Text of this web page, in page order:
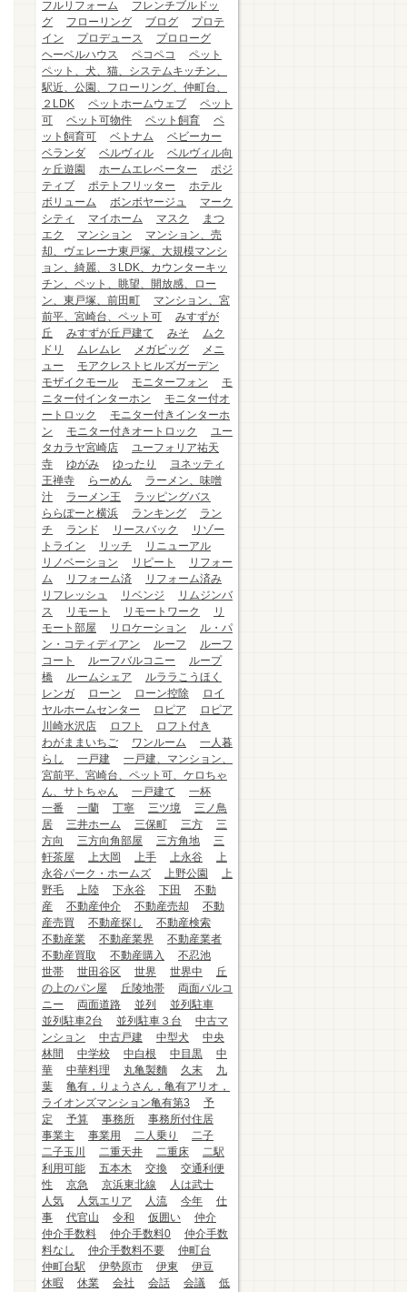
フルリフォーム
フレンチブルドッ
グ
フローリング ブログ
プロテ
イン
プロデュース
プロローグ
ヘーベルハウス
ペコペコ
ペット
ペット、犬、猫、システムキッチン、
駅近、公園、フローリング、仲町台、
２LDK
ペットホームウェブ
ペット
可
ペット可物件 ペット飼育
ペ
ット飼育可
ベトナム
ベビーカー
ベランダ
ベルヴィル
ベルヴィル向
ヶ丘遊園
ホームエレベーター
ポジ
ティブ
ポテトフリッター
ホテル
ボリューム
ボンボヤージュ
マーク
シティ
マイホーム マスク
まつ
エク
マンション
マンション、売
却、ヴェレーナ東戸塚、大規模マンシ
ョン、綺麗、３LDK、カウンターキッ
チン、ペット、眺望、開放感、ロー
ン、東戸塚、前田町
マンション、宮
前平、宮崎台、ペット可
みすずが
丘
みすずが丘戸建て みそ
ムク
ドリ
ムレムレ メガビッグ
メニ
ュー
モアクレストヒルズガーデン
モザイクモール
モニターフォン
モ
ニター付インターホン
モニター付オ
ートロック
モニター付きインターホ
ン
モニター付きオートロック
ユー
タカラヤ宮崎店
ユーフォリア祐天
寺
ゆがみ ゆったり
ヨネッティ
王禅寺
らーめん
ラーメン、味噌
汁
ラーメン王
ラッピングバス
ららぽーと横浜
ランキング
ラン
チ
ランド リースバック
リゾー
トライン
リッチ
リニューアル
リノベーション
リピート
リフォー
ム
リフォーム済
リフォーム済み
リフレッシュ
リベンジ
リムジンバ
ス
リモート リモートワーク
リ
モート部屋
リロケーション
ル・パ
ン・コティディアン
ルーフ
ルーフ
コート
ルーフバルコニー
ループ
橋
ルームシェア
ルララこうほく
レンガ
ローン ローン控除
ロイ
ヤルホームセンター
ロピア
ロピア
川崎水沢店
ロフト
ロフト付き
わがままいちご
ワンルーム
一人暮
らし
一戸建
一戸建、マンション、
宮前平、宮崎台、ペット可、ケロちゃ
ん、サトちゃん
一戸建て
一杯
一番
一蘭 丁寧 三ツ境
三ノ鳥
居
三井ホーム 三保町 三方
三
方向
三方向角部屋 三方角地
三
軒茶屋
上大岡 上手 上永谷
上
永谷パーク・ホームズ
上野公園
上
野毛
上陸 下永谷 下田
不動
産
不動産仲介 不動産売却
不動
産売買
不動産探し
不動産検索
不動産業
不動産業界
不動産業者
不動産買取
不動産購入
不忍池
世帯
世田谷区 世界 世界中
丘
の上のパン屋
丘陵地帯
両面バルコ
ニー
両面道路 並列
並列駐車
並列駐車2台
並列駐車３台
中古マ
ンション
中古戸建 中型犬
中央
林間
中学校 中白根 中目黒
中
華
中華料理 丸亀製麵 久末
九
葉
亀有，りょうさん，亀有アリオ，
ライオンズマンション亀有第3
予
定
予算 事務所
事務所付住居
事業主
事業用 二人乗り
二子
二子玉川
二重天井 二重床
二駅
利用可能
五本木 交換
交通利便
性
京急 京浜東北線
人は武士
人気
人気エリア 人流 今年
仕
事
代官山 令和 仮囲い
仲介
仲介手数料
仲介手数料0
仲介手数
料なし
仲介手数料不要
仲町台
仲町台駅
伊勢原市 伊東
伊豆
休暇
休業 会社 会話 会議
低